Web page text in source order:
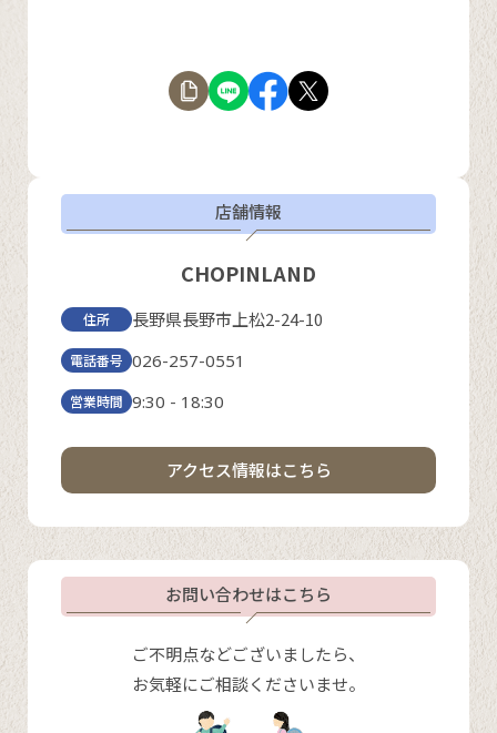
店舗情報
CHOPINLAND
住所 長野県長野市上松2-24-10
電話番号 026-257-0551
営業時間 9:30 - 18:30
アクセス情報はこちら
お問い合わせはこちら
ご不明点などございましたら、
お気軽にご相談くださいませ。